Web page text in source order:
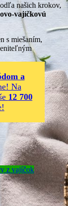
našich krokov,
vajíčkovú
s miešaním,
a
Na
12 700
z vajíčok